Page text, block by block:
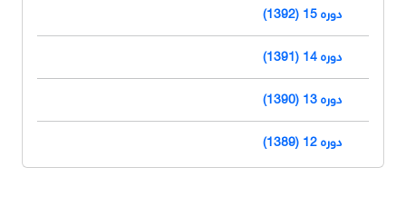
دوره 15 (1392)
دوره 14 (1391)
دوره 13 (1390)
دوره 12 (1389)